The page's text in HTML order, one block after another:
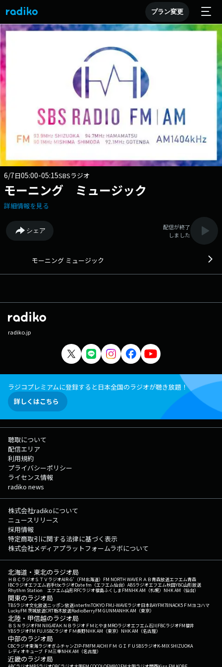
プラン変更
6/7日05:00-05:15SBSラジオ
モーニング ミュージック
詳細情報を見る
シェア
配信が終了
しました
モーニング ミュージック
radiko.jp
ラジコプレミアムに登録すると日本全国のラジオが聴き放題！
詳しくはこちら
聴取について
配信エリア
利用規約
プライバシーポリシー
ライセンス情報
radiko news
株式会社radikoについて
ニュースリリース
採用情報
特定商取引に関する法律に基づく表示
株式会社メディアプラットフォームラボについて
北海道・東北のラジオ局
ＨＢＣラジオＳＴＶラジオAIR-G'（FM北海道） FM NORTH WAVEＲＡＢ青森放送エフエム青森
IBCラジオエフエム岩手tbcラジオDate fm（エフエム仙台） ABSラジオエフエム秋田YBC山形放送
Rhythm Station エフエム山形RFCラジオ福島ふくしまFMNHK AM（札幌） NHK AM（仙台）
関東のラジオ局
TBSラジオ文化放送ニッポン放送interfmTOKYO FMJ-WAVEラジオ日本BAYFM78NACK5 ＦＭヨコハマ
LuckyFM 茨城放送CRT栃木放送RadioBerryFM GUNMANHK AM（東京）
北陸・甲信越のラジオ局
ＢＳＮラジオFM NIIGATAＫＮＢラジオ ＦＭとやまMROラジオエフエム石川FBCラジオFM福井
YBSラジオFM FUJISBCラジオ ＦＭ長野NHK AM（東京） NHK AM（名古屋）
中部のラジオ局
CBCラジオ東海ラジオぎふチャンZIP-FMFM AICHI ＦＭ ＧＩＦＵ SBSラジオK-MIX SHIZUOKA
レディオキューブ ＦＭ三重NHK AM（名古屋）
近畿のラジオ局